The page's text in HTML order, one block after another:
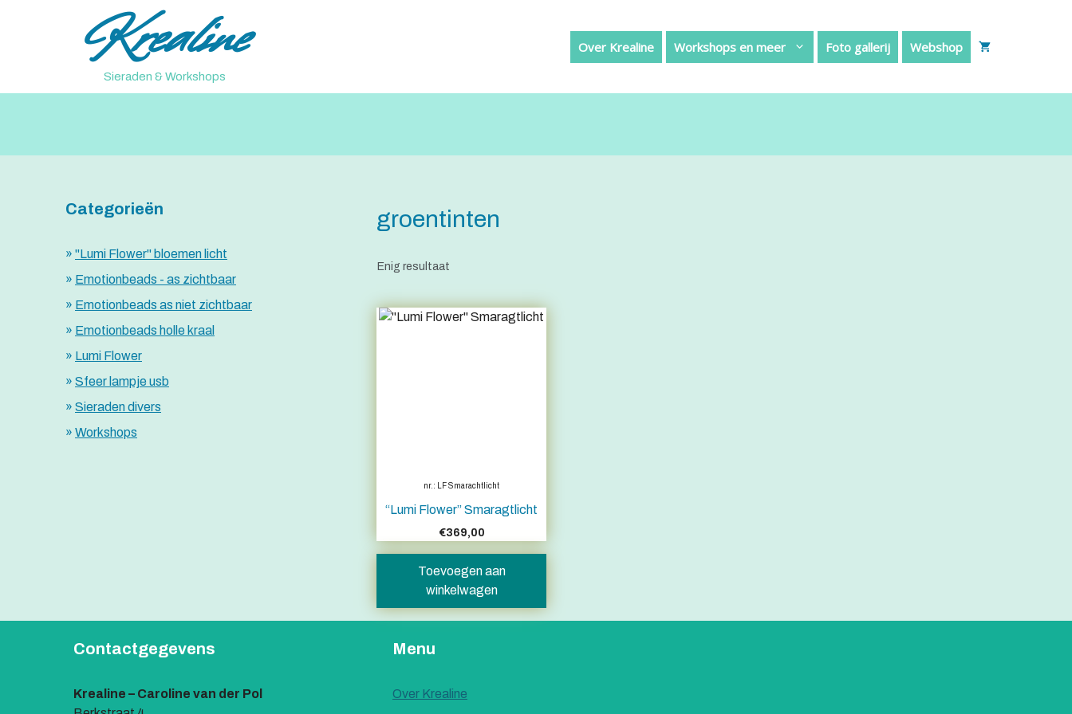
Krealine
Sieraden & Workshops
Over Krealine Workshops en meer Foto gallerij Webshop
groentinten
Enig resultaat
nr.: LF Smarachtlicht
“Lumi Flower” Smaragtlicht
€369,00
Toevoegen aan
winkelwagen
Categorieën
"Lumi Flower" bloemen licht
Emotionbeads - as zichtbaar
Emotionbeads as niet zichtbaar
Emotionbeads holle kraal
Lumi Flower
Sfeer lampje usb
Sieraden divers
Workshops
Contactgegevens
Krealine – Caroline van der Pol
Menu
Over Krealine